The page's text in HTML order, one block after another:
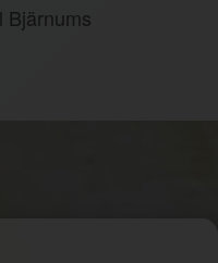
Bjärnums